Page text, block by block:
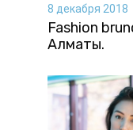
8 декабря 2018
Fashion
Алматы.